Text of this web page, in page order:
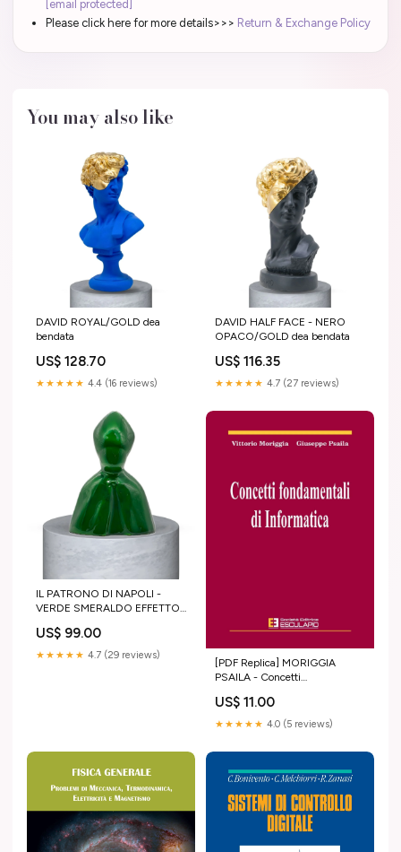
[email protected]
Please click here for more details>>> Return & Exchange Policy
You may also like
DAVID ROYAL/GOLD dea
bendata
US$ 128.70
★★★★★ 4.4 (16 reviews)
DAVID HALF FACE - NERO
OPACO/GOLD dea bendata
US$ 116.35
★★★★★ 4.7 (27 reviews)
IL PATRONO DI NAPOLI -
VERDE SMERALDO EFFETTO
US$ 99.00
★★★★★ 4.7 (29 reviews)
[PDF Replica] MORIGGIA
PSAILA - Concetti
organizzazione lavoro
US$ 11.00
★★★★★ 4.0 (5 reviews)